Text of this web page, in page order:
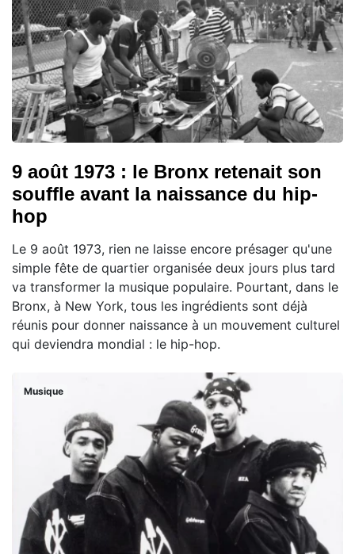
9 août 1973 : le Bronx retenait son
souffle avant la naissance du hip-
hop
Le 9 août 1973, rien ne laisse encore présager qu'une
simple fête de quartier organisée deux jours plus tard
va transformer la musique populaire. Pourtant, dans le
Bronx, à New York, tous les ingrédients sont déjà
réunis pour donner naissance à un mouvement culturel
qui deviendra mondial : le hip-hop.
Musique